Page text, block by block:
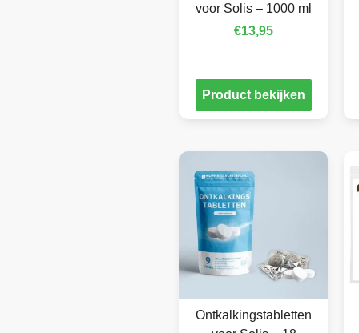
voor Solis – 1000 ml
€13,95
Product bekijken
Ontkalkingstabletten